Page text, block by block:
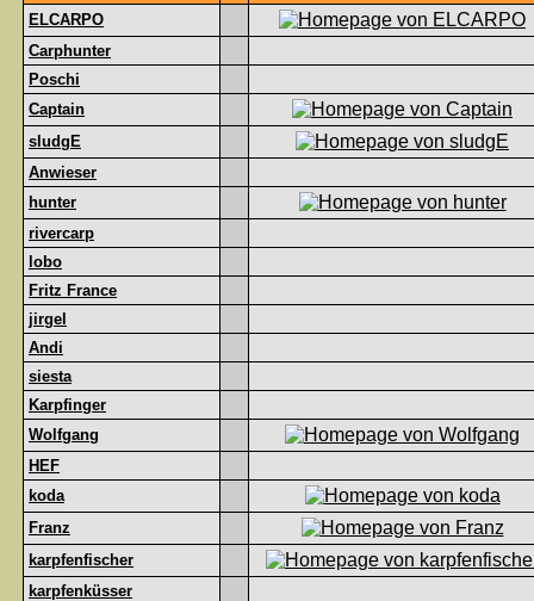
ELCARPO
Carphunter
Poschi
Captain
sludgE
Anwieser
hunter
rivercarp
lobo
Fritz France
jirgel
Andi
siesta
Karpfinger
Wolfgang
HEF
koda
Franz
karpfenfischer
karpfenküsser